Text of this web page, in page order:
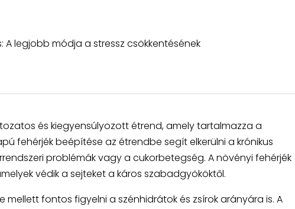
A legjobb módja a stressz csökkentésének
és kiegyensúlyozott étrend, amely tartalmazza a
fehérjék beépítése az étrendbe segít elkerülni a krónikus
problémák vagy a cukorbetegség. A növényi fehérjék
védik a sejteket a káros szabadgyököktől.
fontos figyelni a szénhidrátok és zsírok arányára is. A